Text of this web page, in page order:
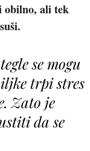
obilno, ali tek
se mogu
trpi stres
Zato je
da se